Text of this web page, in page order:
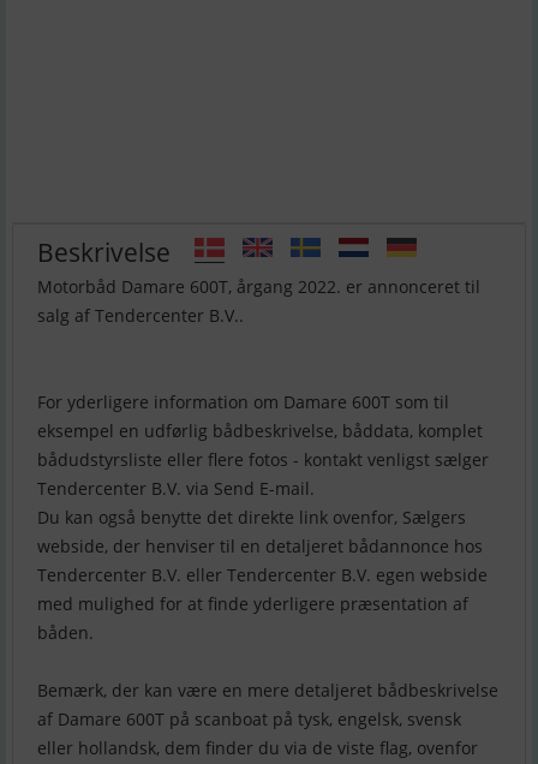
Beskrivelse
Motorbåd Damare 600T, årgang 2022. er annonceret til
salg af Tendercenter B.V..
For yderligere information om Damare 600T som til
eksempel en udførlig bådbeskrivelse, båddata, komplet
bådudstyrsliste eller flere fotos - kontakt venligst sælger
Tendercenter B.V. via Send E-mail.
Du kan også benytte det direkte link ovenfor, Sælgers
webside, der henviser til en detaljeret bådannonce hos
Tendercenter B.V. eller Tendercenter B.V. egen webside
med mulighed for at finde yderligere præsentation af
båden.
Bemærk, der kan være en mere detaljeret bådbeskrivelse
af Damare 600T på scanboat på tysk, engelsk, svensk
eller hollandsk, dem finder du via de viste flag, ovenfor